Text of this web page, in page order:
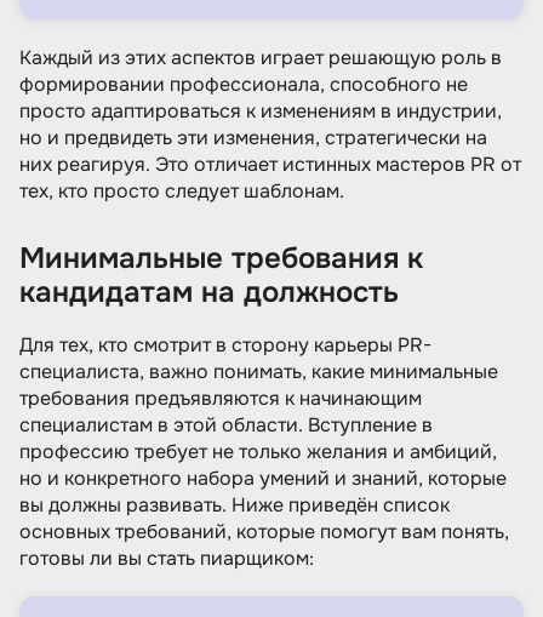
Каждый из этих аспектов играет решающую роль в
формировании профессионала, способного не
просто адаптироваться к изменениям в индустрии,
но и предвидеть эти изменения, стратегически на
них реагируя. Это отличает истинных мастеров PR от
тех, кто просто следует шаблонам.
Минимальные требования к
кандидатам на должность
Для тех, кто смотрит в сторону карьеры PR-
специалиста, важно понимать, какие минимальные
требования предъявляются к начинающим
специалистам в этой области. Вступление в
профессию требует не только желания и амбиций,
но и конкретного набора умений и знаний, которые
вы должны развивать. Ниже приведён список
основных требований, которые помогут вам понять,
готовы ли вы стать пиарщиком: